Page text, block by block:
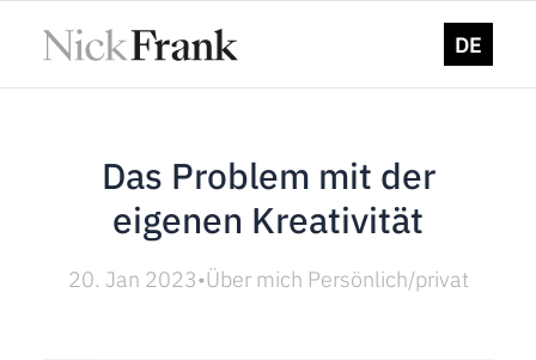
DE
Das Problem mit der
eigenen Kreativität
20. Jan 2023•Über mich Persönlich/privat